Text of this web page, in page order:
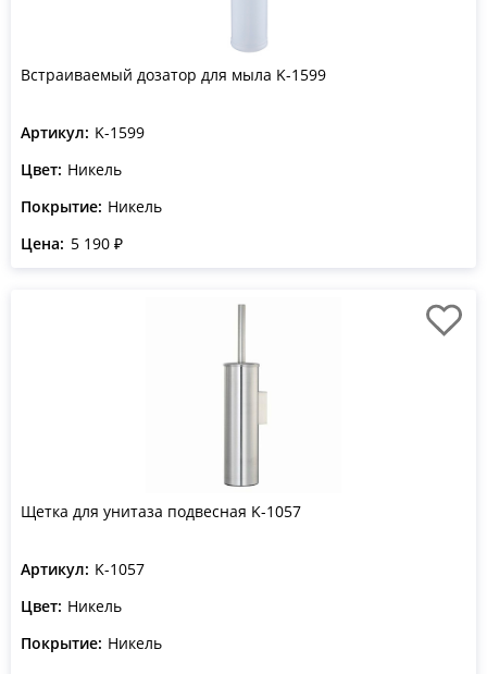
Встраиваемый дозатор для мыла K-1599
Артикул: K-1599
Цвет: Никель
Покрытие: Никель
Цена: 5 190 ₽
Щетка для унитаза подвесная K-1057
Артикул: K-1057
Цвет: Никель
Покрытие: Никель